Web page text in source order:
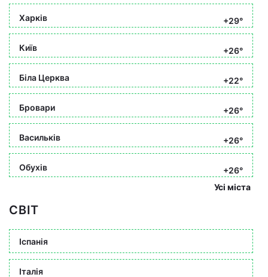
Харків +29°
Київ +26°
Біла Церква +22°
Бровари +26°
Васильків +26°
Обухів
+26°
Усі міста
СВІТ
Іспанія
Італія